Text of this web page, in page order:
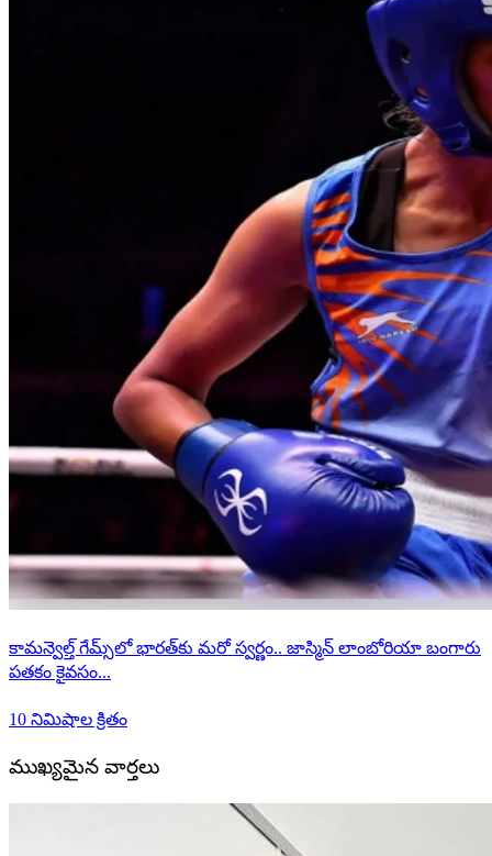
కామన్వెల్త్ గేమ్స్‌లో భారత్‌కు మరో స్వర్ణం.. జాస్మిన్ లాంబోరియా బంగారు
పతకం కైవసం...
10 నిమిషాల క్రితం
ముఖ్యమైన వార్తలు